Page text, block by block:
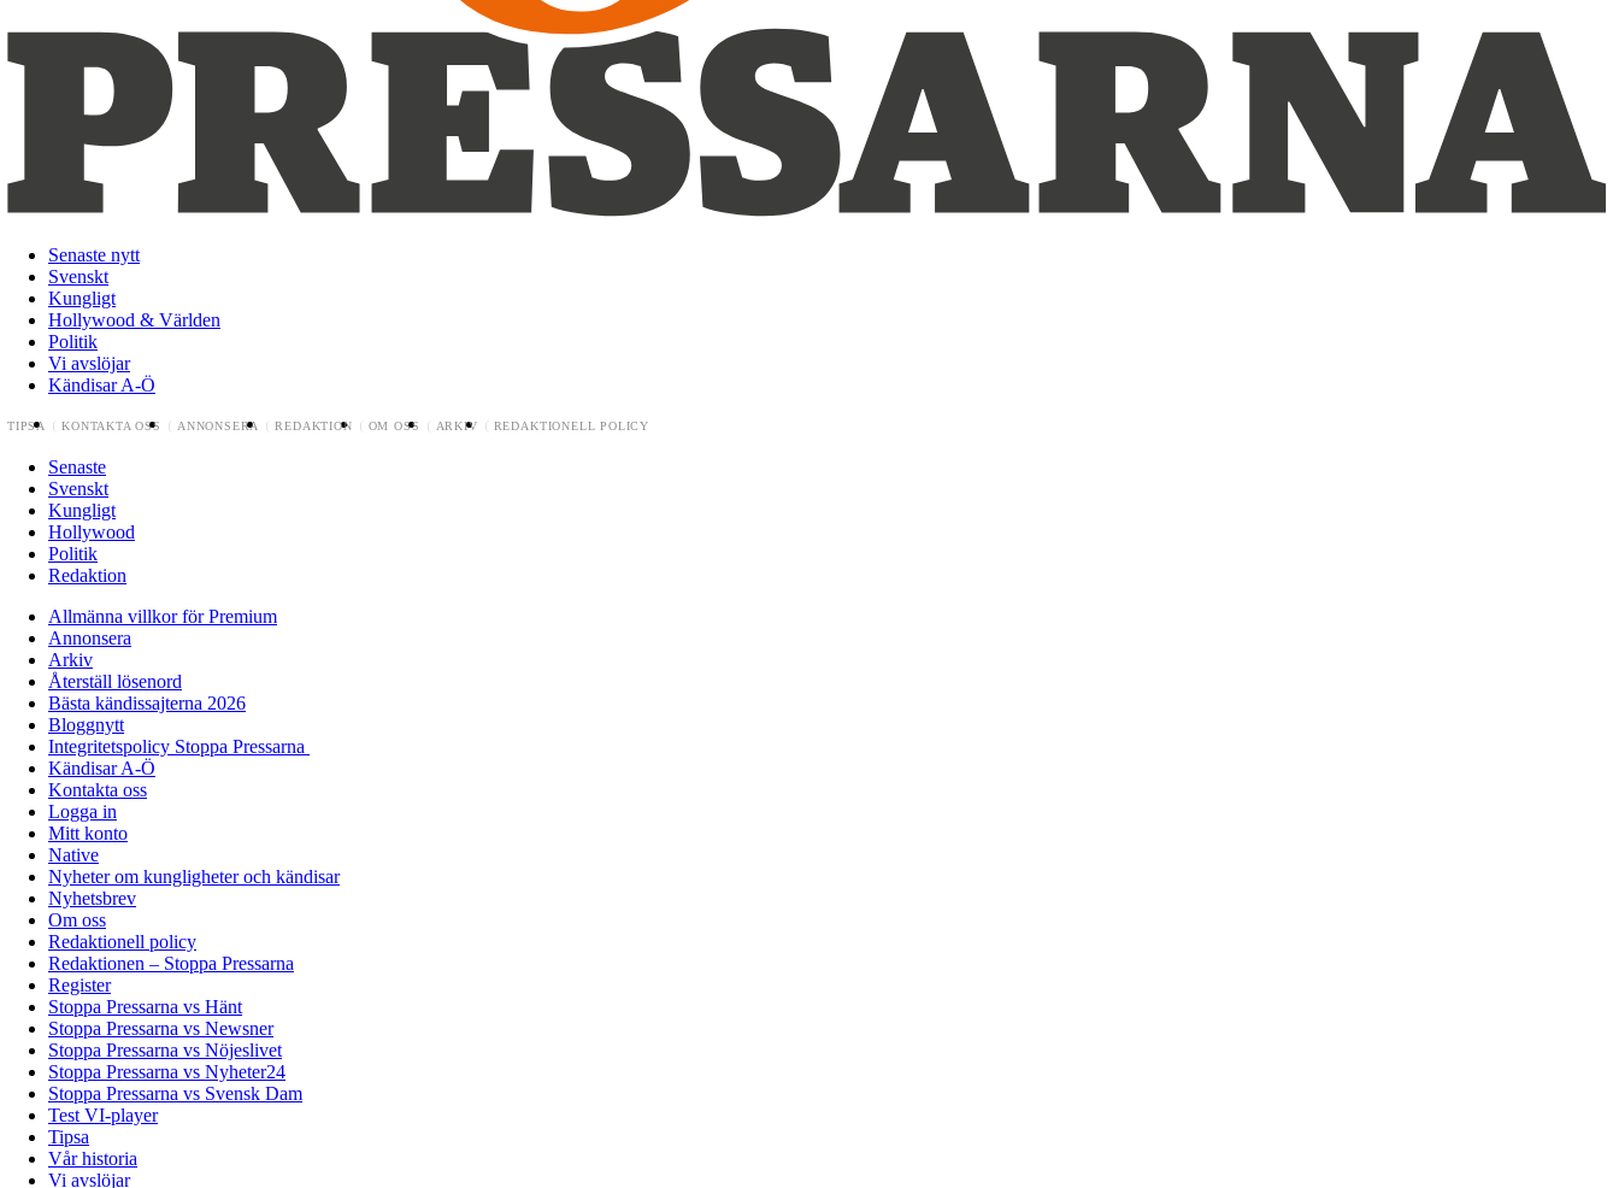
Senaste nytt
Svenskt
Kungligt
Hollywood & Världen
Politik
Vi avslöjar
Kändisar A-Ö
TIPSA KONTAKTA OSS ANNONSERA REDAKTION OM OSS ARKIV REDAKTIONELL POLICY
Senaste
Svenskt
Kungligt
Hollywood
Politik
Redaktion
Allmänna villkor för Premium
Annonsera
Arkiv
Återställ lösenord
Bästa kändissajterna 2026
Bloggnytt
Integritetspolicy Stoppa Pressarna
Kändisar A-Ö
Kontakta oss
Logga in
Mitt konto
Native
Nyheter om kungligheter och kändisar
Nyhetsbrev
Om oss
Redaktionell policy
Redaktionen – Stoppa Pressarna
Register
Stoppa Pressarna vs Hänt
Stoppa Pressarna vs Newsner
Stoppa Pressarna vs Nöjeslivet
Stoppa Pressarna vs Nyheter24
Stoppa Pressarna vs Svensk Dam
Test VI-player
Tipsa
Vår historia
Vi avslöjar